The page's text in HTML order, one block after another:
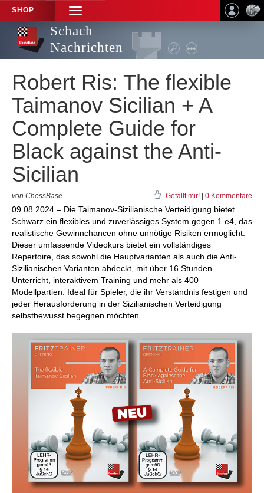
SHOP
TOGGLE
NAVIGATION
Schach
Nachrichten
Robert Ris: The flexible
Taimanov Sicilian + A
Complete Guide for
Black against the Anti-
Sicilian
von ChessBase Gefällt mir! 0 Kommentare
09.08.2024 – Die Taimanov-Sizilianische Verteidigung bietet
Schwarz ein flexibles und zuverlässiges System gegen 1.e4, das
realistische Gewinnchancen ohne unnötige Risiken ermöglicht.
Dieser umfassende Videokurs bietet ein vollständiges
Repertoire, das sowohl die Hauptvarianten als auch die Anti-
Sizilianischen Varianten abdeckt, mit über 16 Stunden
Unterricht, interaktivem Training und mehr als 400
Modellpartien. Ideal für Spieler, die ihr Verständnis festigen und
jeder Herausforderung in der Sizilianischen Verteidigung
selbstbewusst begegnen möchten.